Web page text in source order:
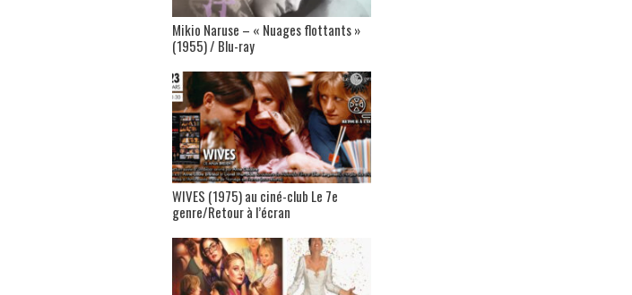
Mikio Naruse – « Nuages flottants »
(1955) / Blu-ray
WIVES (1975) au ciné-club Le 7e
genre/Retour à l’écran